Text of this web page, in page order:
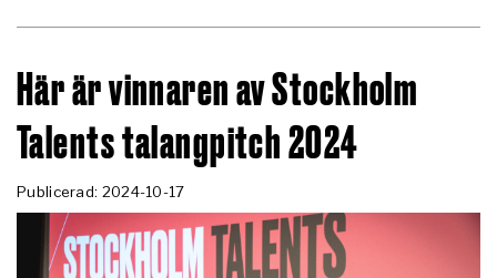
Här är vinnaren av Stockholm
Talents talangpitch 2024
Publicerad: 2024-10-17